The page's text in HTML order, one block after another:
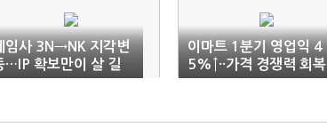
임사 3N→NK 지각변
…IP 확보만이 살 길
이마트 1분기 영업익 4
5%↑··가격 경쟁력 회복